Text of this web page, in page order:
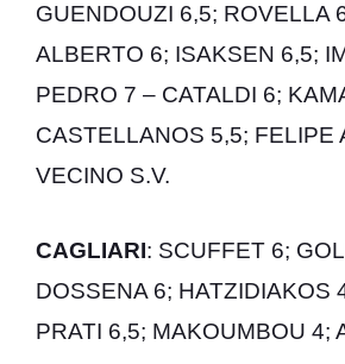
GUENDOUZI 6,5; ROVELLA
ALBERTO 6; ISAKSEN 6,5;
PEDRO 7 – CATALDI 6;
CASTELLANOS 5,5; FELIPE
VECINO S.V.
CAGLIARI: SCUFFET 6;
DOSSENA 6; HATZIDIAKOS
PRATI 6,5; MAKOUMBOU 4;